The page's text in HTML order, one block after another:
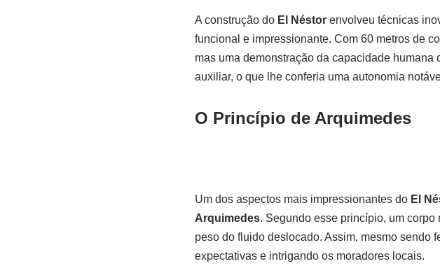
A construção do El Néstorenvolveu técnicas
funcional e impressionante. Com 60 metros de
mas uma demonstração da capacidade
auxiliar, o que lhe conferia uma autonomia
O Princípio de Arquimedes
Um dos aspectos mais impressionantes do El
Arquimedes. Segundo esse princípio, um
peso do fluido deslocado. Assim, mesmo sendo
expectativas e intrigando os moradores locais.